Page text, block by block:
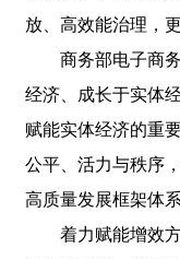
放、高效能治理，
商务部电子商务
经济、成长于实体
赋能实体经济的重
公平、活力与秩序
高质量发展框架体系
着力赋能增效方